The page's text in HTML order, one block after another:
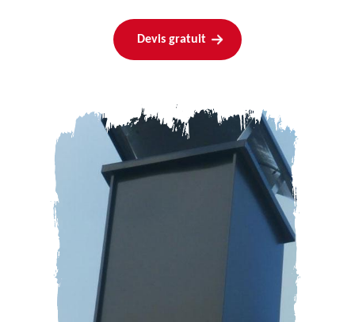
Devis gratuit